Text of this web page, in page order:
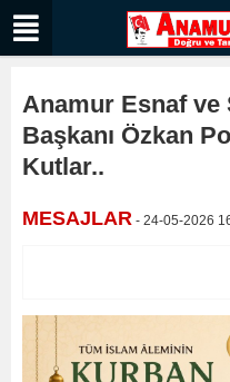
Anamur Esnaf ve
Başkanı Özkan
Kutlar..
MESAJLAR - 24-05-2026